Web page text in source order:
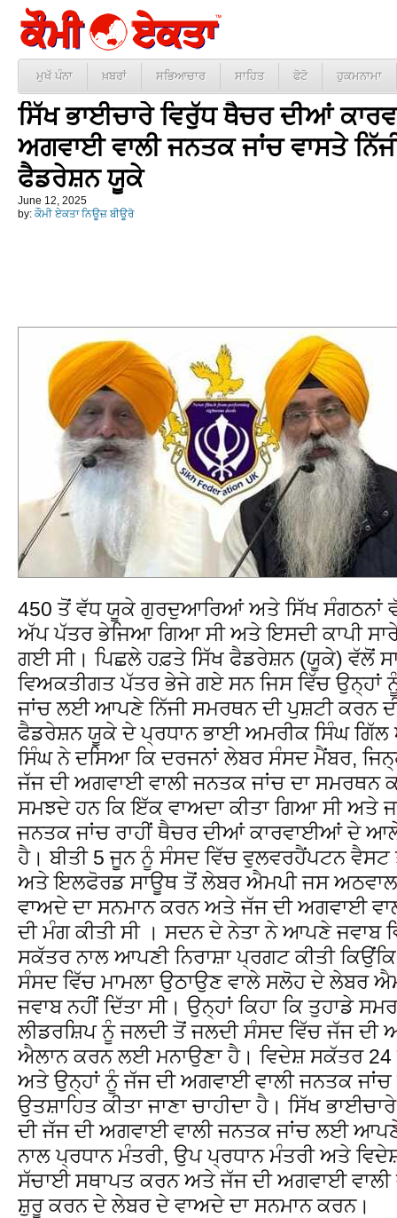
ਮੁਖੱ ਪੰਨਾ ਖ਼ਬਰਾਂ ਸਭਿਆਚਾਰ ਸਾਹਿਤ ਫੋਟੋ ਹੁਕਮਨਾਮਾ
ਸਿੱਖ ਭਾਈਚਾਰੇ ਵਿਰੁੱਧ ਥੈਚਰ ਦੀਆਂ
ਅਗਵਾਈ ਵਾਲੀ ਜਨਤਕ ਜਾਂਚ ਵਾਸਤੇ
ਫੈਡਰੇਸ਼ਨ ਯੂਕੇ
June 12, 2025
by: ਕੌਮੀ ਏਕਤਾ ਨਿਊਜ਼ ਬੀਊਰੋ
450 ਤੋਂ ਵੱਧ ਯੂਕੇ ਗੁਰਦੁਆਰਿਆਂ ਅਤੇ ਸਿੱਖ ਸੰਗਠਨਾਂ
ਅੱਪ ਪੱਤਰ ਭੇਜਿਆ ਗਿਆ ਸੀ ਅਤੇ ਇਸਦੀ ਕਾਪੀ
ਗਈ ਸੀ। ਪਿਛਲੇ ਹਫ਼ਤੇ ਸਿੱਖ ਫੈਡਰੇਸ਼ਨ (ਯੂਕੇ) ਵੱਲੋਂ
ਵਿਅਕਤੀਗਤ ਪੱਤਰ ਭੇਜੇ ਗਏ ਸਨ ਜਿਸ ਵਿੱਚ ਉਨ੍ਹਾਂ
ਜਾਂਚ ਲਈ ਆਪਣੇ ਨਿੱਜੀ ਸਮਰਥਨ ਦੀ ਪੁਸ਼ਟੀ ਕਰਨ
ਫੈਡਰੇਸ਼ਨ ਯੂਕੇ ਦੇ ਪ੍ਰਧਾਨ ਭਾਈ ਅਮਰੀਕ ਸਿੰਘ ਗਿੱਲ
ਸਿੰਘ ਨੇ ਦਸਿਆ ਕਿ ਦਰਜਨਾਂ ਲੇਬਰ ਸੰਸਦ ਮੈਂਬਰ,
ਜੱਜ ਦੀ ਅਗਵਾਈ ਵਾਲੀ ਜਨਤਕ ਜਾਂਚ ਦਾ
ਸਮਝਦੇ ਹਨ ਕਿ ਇੱਕ ਵਾਅਦਾ ਕੀਤਾ ਗਿਆ ਸੀ ਅਤੇ
ਜਨਤਕ ਜਾਂਚ ਰਾਹੀਂ ਥੈਚਰ ਦੀਆਂ ਕਾਰਵਾਈਆਂ ਦੇ
ਹੈ। ਬੀਤੀ 5 ਜੂਨ ਨੂੰ ਸੰਸਦ ਵਿੱਚ ਵੁਲਵਰਹੈਂਪਟਨ
ਅਤੇ ਇਲਫੋਰਡ ਸਾਊਥ ਤੋਂ ਲੇਬਰ ਐਮਪੀ ਜਸ
ਵਾਅਦੇ ਦਾ ਸਨਮਾਨ ਕਰਨ ਅਤੇ ਜੱਜ ਦੀ ਅਗਵਾਈ
ਦੀ ਮੰਗ ਕੀਤੀ ਸੀ । ਸਦਨ ਦੇ ਨੇਤਾ ਨੇ ਆਪਣੇ ਜਵਾਬ
ਸਕੱਤਰ ਨਾਲ ਆਪਣੀ ਨਿਰਾਸ਼ਾ ਪ੍ਰਗਟ ਕੀਤੀ
ਸੰਸਦ ਵਿੱਚ ਮਾਮਲਾ ਉਠਾਉਣ ਵਾਲੇ ਸਲੋਹ ਦੇ ਲੇਬਰ
ਜਵਾਬ ਨਹੀਂ ਦਿੱਤਾ ਸੀ। ਉਨ੍ਹਾਂ ਕਿਹਾ ਕਿ ਤੁਹਾਡੇ
ਲੀਡਰਸ਼ਿਪ ਨੂੰ ਜਲਦੀ ਤੋਂ ਜਲਦੀ ਸੰਸਦ ਵਿੱਚ ਜੱਜ ਦੀ
ਐਲਾਨ ਕਰਨ ਲਈ ਮਨਾਉਣਾ ਹੈ। ਵਿਦੇਸ਼ ਸਕੱਤਰ 24
ਅਤੇ ਉਨ੍ਹਾਂ ਨੂੰ ਜੱਜ ਦੀ ਅਗਵਾਈ ਵਾਲੀ ਜਨਤਕ
ਉਤਸ਼ਾਹਿਤ ਕੀਤਾ ਜਾਣਾ ਚਾਹੀਦਾ ਹੈ। ਸਿੱਖ
ਦੀ ਜੱਜ ਦੀ ਅਗਵਾਈ ਵਾਲੀ ਜਨਤਕ ਜਾਂਚ ਲਈ
ਨਾਲ ਪ੍ਰਧਾਨ ਮੰਤਰੀ, ਉਪ ਪ੍ਰਧਾਨ ਮੰਤਰੀ ਅਤੇ
ਸੱਚਾਈ ਸਥਾਪਤ ਕਰਨ ਅਤੇ ਜੱਜ ਦੀ ਅਗਵਾਈ ਵਾਲੀ
ਸ਼ੁਰੂ ਕਰਨ ਦੇ ਲੇਬਰ ਦੇ ਵਾਅਦੇ ਦਾ ਸਨਮਾਨ ਕਰਨ।